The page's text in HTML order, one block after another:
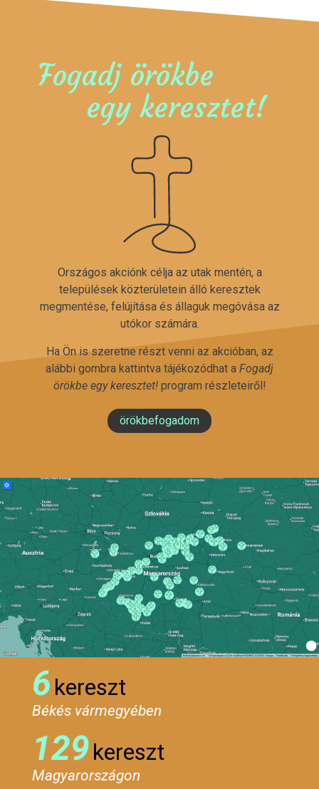
Fogadj örökbe
egy keresztet!
Országos akciónk célja az utak mentén, a
települések közterületein álló keresztek
megmentése, felújítása és állaguk megóvása az
utókor számára.
Ha Ön is szeretne részt venni az akcióban, az
alábbi gombra kattintva tájékozódhat a Fogadj
örökbe egy keresztet!program részleteiről!
örökbefogadom
6 kereszt
Békés vármegyében
129kereszt
Magyarországon